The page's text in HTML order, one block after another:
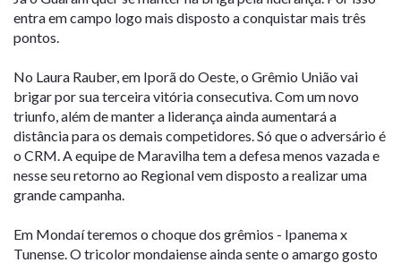
entra em campo logo mais disposto a conquistar mais três
pontos.
No Laura Rauber, em Iporã do Oeste, o Grêmio União vai
brigar por sua terceira vitória consecutiva. Com um novo
triunfo, além de manter a liderança ainda aumentará a
distância para os demais competidores. Só que o adversário é
o CRM. A equipe de Maravilha tem a defesa menos vazada e
nesse seu retorno ao Regional vem disposto a realizar uma
grande campanha.
Em Mondaí teremos o choque dos grêmios - Ipanema x
Tunense. O tricolor mondaiense ainda sente o amargo gosto